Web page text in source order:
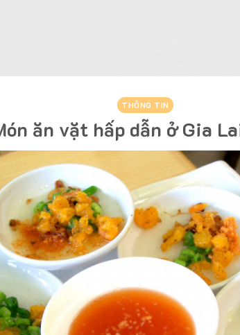
THÔNG TIN
ăn vặt hấp dẫn ở Gia